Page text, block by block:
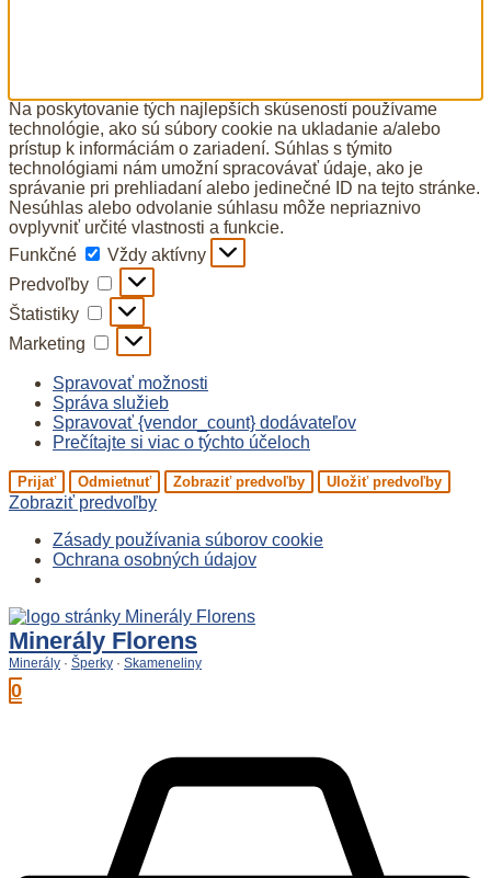
Na poskytovanie tých najlepších skúseností používame
technológie, ako sú súbory cookie na ukladanie a/alebo
prístup k informáciám o zariadení. Súhlas s týmito
technológiami nám umožní spracovávať údaje, ako je
správanie pri prehliadaní alebo jedinečné ID na tejto stránke.
Nesúhlas alebo odvolanie súhlasu môže nepriaznivo
ovplyvniť určité vlastnosti a funkcie.
Funkčné
Funkčné
Vždy aktívny
Predvoľby
Predvoľby
Štatistiky Štatistiky
Marketing Marketing
Spravovať možnosti
Správa služieb
Spravovať {vendor_count} dodávateľov
Prečítajte si viac o týchto účeloch
Prijať Odmietnuť Zobraziť predvoľby Uložiť predvoľby
Zobraziť predvoľby
Zásady používania súborov cookie
Ochrana osobných údajov
Preskočiť
na
obsah
Minerály Florens
Minerály · Šperky · Skameneliny
0